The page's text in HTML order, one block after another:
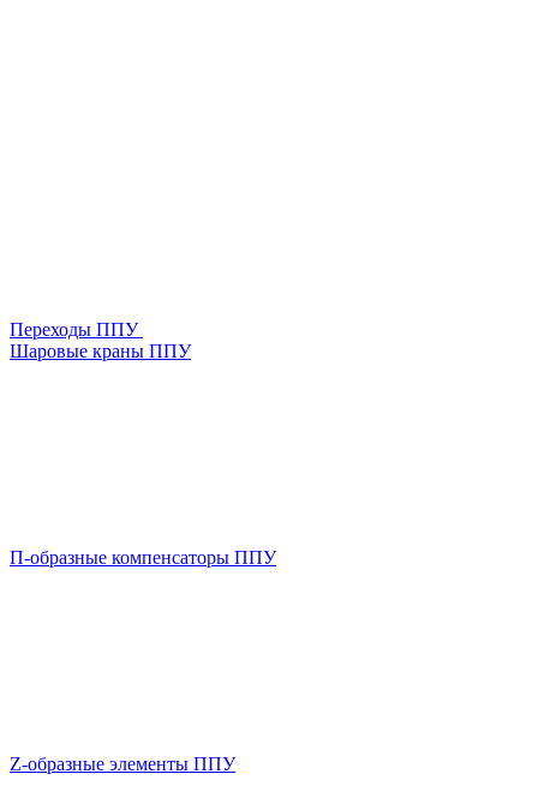
Переходы ППУ
Шаровые краны ППУ
П-образные компенсаторы ППУ
Z-образные элементы ППУ